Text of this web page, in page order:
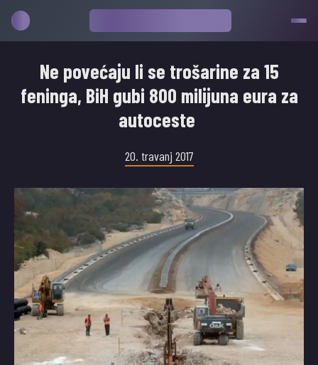
Ne povećaju li se trošarine za 15
feninga, BiH gubi 800 milijuna eura za
autoceste
20. travanj 2017